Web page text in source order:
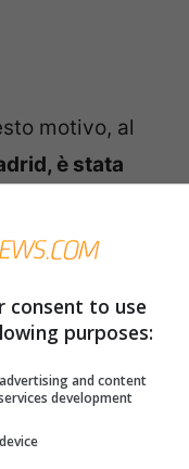
motivo, al
è stata
compagno
la
la
cheè
consent to use
purposes:
and content
development